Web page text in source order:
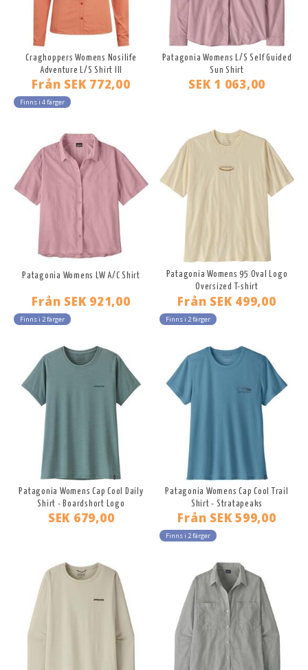
Craghoppers Womens Nosilife
Adventure L/S Shirt III
Från SEK 772,00
Finns i 4 färger
Patagonia Womens L/S Self Guided
Sun Shirt
SEK 1 063,00
Patagonia Womens LW A/C Shirt
Från SEK 921,00
Finns i 2 färger
Patagonia Womens 95 Oval Logo
Oversized T-shirt
Från SEK 499,00
Finns i 2 färger
Patagonia Womens Cap Cool Daily
Shirt - Boardshort Logo
SEK 679,00
Patagonia Womens Cap Cool Trail
Shirt - Stratapeaks
Från SEK 599,00
Finns i 2 färger